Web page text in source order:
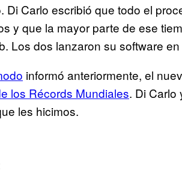
Di Carlo escribió que todo el
y que la mayor parte de ese
Los dos lanzaron su software en
informó anteriormente, el
los Récords Mundiales. Di Carlo
les hicimos.